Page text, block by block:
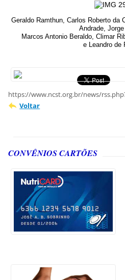
Geraldo Ramthun, Carlos Roberto da
Andrade,
Marcos Antonio Beraldo, Climar
eLeandro de
https://www.ncst.org.br/news/
Voltar
CONVÊNIOS CARTÕES